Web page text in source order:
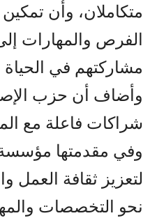
متكاملان، وأن
الفرص والمهارات
مشاركتهم في الحياة
وأضاف أن حزب
شراكات فاعلة مع
وفي مقدمتها مؤسسة
لتعزيز ثقافة العمل
نحو التخصصات